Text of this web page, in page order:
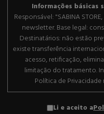
Informações básicas
Responsável: "SABINA
newsletter. Base legal:
Destinatários: não estão
existe transferência
acesso, retificação,
limitação do tratamento.
Política de
Li e aceito a